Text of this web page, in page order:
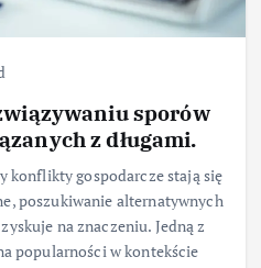
sporów
z długami.
konflikty gospodarcze stają się
poszukiwanie alternatywnych
na znaczeniu. Jedną z
popularności w kontekście